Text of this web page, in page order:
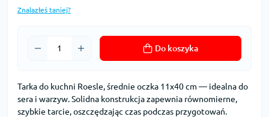
Znalazłeś taniej?
Do koszyka
Tarka do kuchni Roesle, średnie oczka 11x40 cm — idealna do
sera i warzyw. Solidna konstrukcja zapewnia równomierne,
szybkie tarcie, oszczędzając czas podczas przygotowań.